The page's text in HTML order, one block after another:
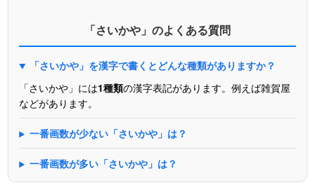
「さいかや」のよくある質問
「さいかや」を漢字で書くとどんな種類がありますか？
「さいかや」には1種類の漢字表記があります。例えば雑賀屋
などがあります。
一番画数が少ない「さいかや」は？
一番画数が多い「さいかや」は？